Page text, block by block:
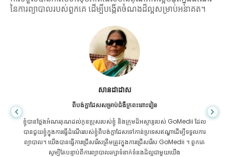
នៃការព្យាបាលរបស់ពួកគេ ដើម្បីបង្កើតចំណងដ៏ល្អសម្រាប់អនាគត។
សានដាដាស
ពីបង់ក្លាដែសសម្រាប់ជំងឺក្រពះពោះវៀន
ខ្ញុំបានថ្លែងអំណរគុណដល់កូនប្រុសរបស់ខ្ញុំ និងក្រុមដ៏អស្ចារ្យរបស់ GoMedii ដែល
បានជួយខ្ញុំក្នុងការធ្វើដំណើររបស់ខ្ញុំពីបង់ក្លាដែសទៅកាន់ប្រទេសឥណ្ឌាដើម្បីទទួលការ
ព្យាបាល។ យើងបានធ្វើការជ្រើសរើសត្រឹមត្រូវក្នុងការជ្រើសរើស GoMedii ។ ពួកគេ
សូម្បីតែបន្ទាប់ពីការព្យាបាលរក្សាទំនាក់ទំនងដ៏ល្អជាមួយយើង